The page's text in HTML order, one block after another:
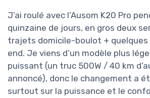
J’ai roulé avec l’Ausom K20 Pro
quinzaine de jours, en gros deux
trajets domicile-boulot + quelques
end. Je viens d’un modèle plus
puissant (un truc 500W / 40 km
annoncé), donc le changement a
surtout sur la puissance et le